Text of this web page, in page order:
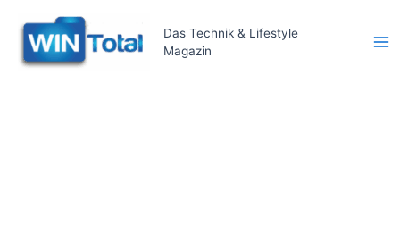
Inhalt
springen
Das Technik & Lifestyle
Magazin